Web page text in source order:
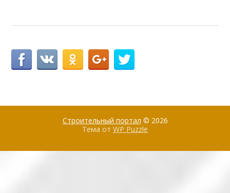
Строительный портал © 2026
Тема от WP Puzzle